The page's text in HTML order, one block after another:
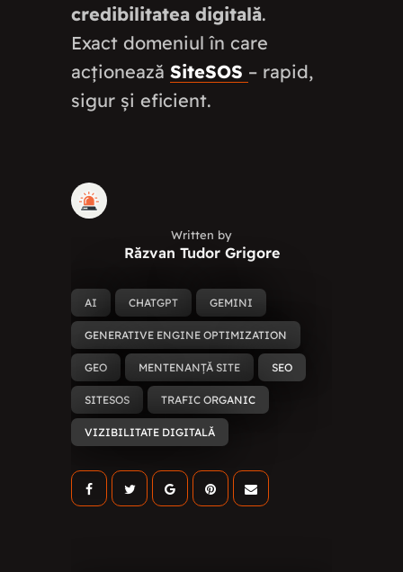
credibilitatea digitală.
Exact domeniul în care
acționează SiteSOS – rapid,
sigur și eficient.
Written by
Răzvan Tudor Grigore
AI CHATGPT GEMINI
GENERATIVE ENGINE OPTIMIZATION
GEO MENTENANȚĂ SITE SEO
SITESOS TRAFIC ORGANIC
VIZIBILITATE DIGITALĂ